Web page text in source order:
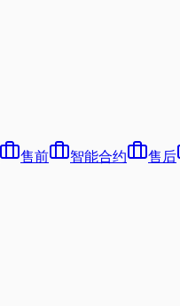
售前 智能合约 售后